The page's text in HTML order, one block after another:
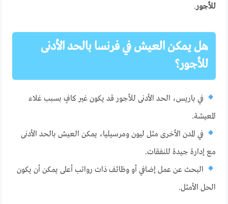
للأجور.
هل يمكن العيش في فرنسا بالحد الأدنى
للأجور؟
في باريس، الحد الأدنى للأجور قد يكون غير كافٍ بسبب غلاء
المعيشة.
في المدن الأخرى مثل ليون ومرسيليا، يمكن العيش بالحد الأدنى
مع إدارة جيدة للنفقات.
البحث عن عمل إضافي أو وظائف ذات رواتب أعلى يمكن أن يكون
الحل الأمثل.